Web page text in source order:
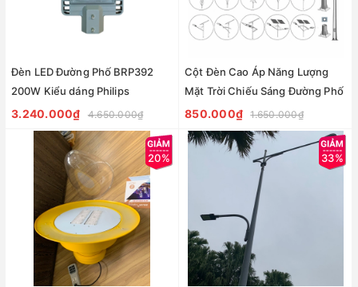
Đèn LED Đường Phố BRP392
200W Kiểu dáng Philips
3.240.000₫ 4.650.000₫
Cột Đèn Cao Áp Năng Lượng
Mặt Trời Chiếu Sáng Đường Phố
850.000₫ 1.650.000₫
20% 33%